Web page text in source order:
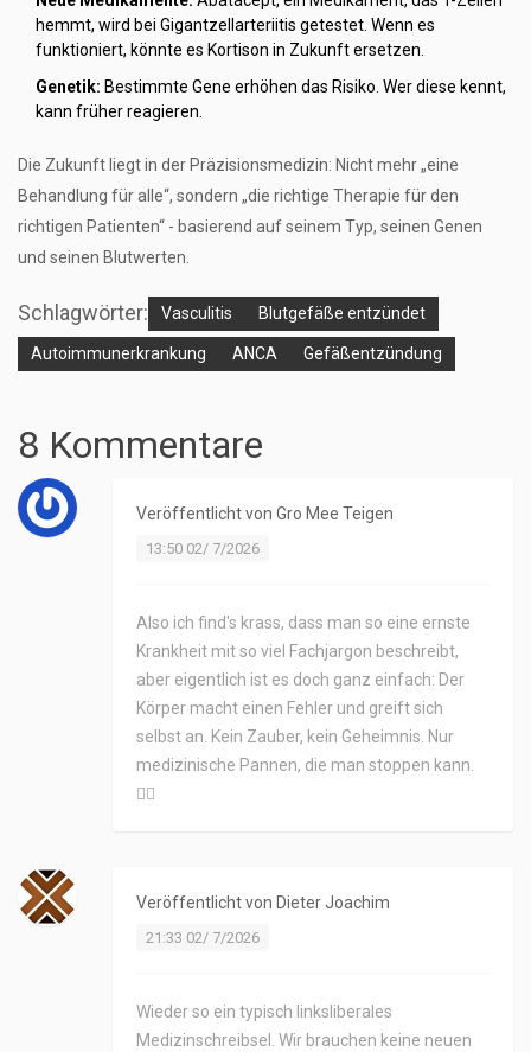
hemmt, wird bei Gigantzellarteriitis getestet. Wenn es
funktioniert, könnte es Kortison in Zukunft ersetzen.
Genetik: Bestimmte Gene erhöhen das Risiko. Wer diese kennt,
kann früher reagieren.
Die Zukunft liegt in der Präzisionsmedizin: Nicht mehr „eine
Behandlung für alle“, sondern „die richtige Therapie für den
richtigen Patienten“ - basierend auf seinem Typ, seinen Genen
und seinen Blutwerten.
Schlagwörter: Vasculitis Blutgefäße entzündet
Autoimmunerkrankung ANCA Gefäßentzündung
8 Kommentare
Veröffentlicht von Gro Mee Teigen
13:50 02/ 7/2026
Also ich find's krass, dass man so eine ernste
Krankheit mit so viel Fachjargon beschreibt,
aber eigentlich ist es doch ganz einfach: Der
Körper macht einen Fehler und greift sich
selbst an. Kein Zauber, kein Geheimnis. Nur
medizinische Pannen, die man stoppen kann.
🤷‍♀️
Veröffentlicht von Dieter Joachim
21:33 02/ 7/2026
Wieder so ein typisch linksliberales
Medizinschreibsel. Wir brauchen keine neuen